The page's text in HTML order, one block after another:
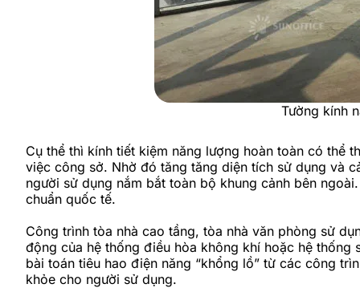
Tường kính
Cụ thể thì kính tiết kiệm năng lượng hoàn toàn có thể
việc công sở. Nhờ đó tăng tăng diện tích sử dụng và
người sử dụng nắm bắt toàn bộ khung cảnh bên
chuẩn quốc tế.
Công trình tòa nhà cao tầng, tòa nhà văn phòng sử
động của hệ thống điều hòa không khí hoặc hệ
bài toán tiêu hao điện năng “khổng lồ” từ các công
khỏe cho người sử dụng.